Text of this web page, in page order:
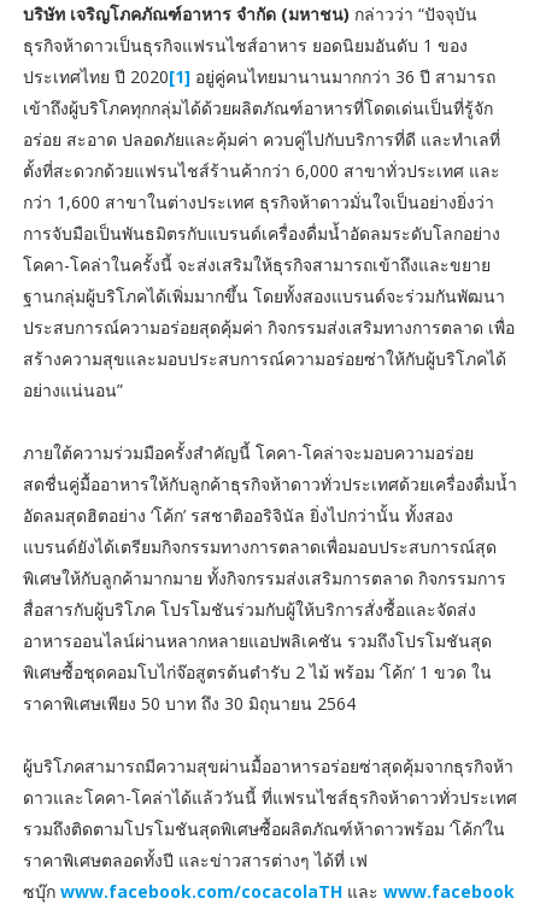
บริษัท เจริญโภคภัณฑ์อาหาร จำกัด (มหาชน) กล่าวว่า “ปัจจุบัน
ธุรกิจห้าดาวเป็นธุรกิจแฟรนไชส์อาหาร ยอดนิยมอันดับ 1 ของ
ประเทศไทย ปี 2020[1]อยู่คู่คนไทยมานานมากกว่า 36 ปี สามารถ
เข้าถึงผู้บริโภคทุกกลุ่มได้ด้วยผลิตภัณฑ์อาหารที่โดดเด่นเป็นที่รู้จัก
อร่อย สะอาด ปลอดภัยและคุ้มค่า ควบคู่ไปกับบริการที่ดี และทำเลที่
ตั้งที่สะดวกด้วยแฟรนไชส์ร้านค้ากว่า 6,000 สาขาทั่วประเทศ และ
กว่า 1,600 สาขาในต่างประเทศ ธุรกิจห้าดาวมั่นใจเป็นอย่างยิ่งว่า
การจับมือเป็นพันธมิตรกับแบรนด์เครื่องดื่มน้ำอัดลมระดับโลกอย่าง
โคคา-โคล่าในครั้งนี้ จะส่งเสริมให้ธุรกิจสามารถเข้าถึงและขยาย
ฐานกลุ่มผู้บริโภคได้เพิ่มมากขึ้น โดยทั้งสองแบรนด์จะร่วมกันพัฒนา
ประสบการณ์ความอร่อยสุดคุ้มค่า กิจกรรมส่งเสริมทางการตลาด เพื่อ
สร้างความสุขและมอบประสบการณ์ความอร่อยซ่าให้กับผู้บริโภคได้
อย่างแน่นอน”
ภายใต้ความร่วมมือครั้งสำคัญนี้ โคคา-โคล่าจะมอบความอร่อย
สดชื่นคู่มื้ออาหารให้กับลูกค้าธุรกิจห้าดาวทั่วประเทศด้วยเครื่องดื่มน้ำ
อัดลมสุดฮิตอย่าง ‘โค้ก’ รสชาติออริจินัล ยิ่งไปกว่านั้น ทั้งสอง
แบรนด์ยังได้เตรียมกิจกรรมทางการตลาดเพื่อมอบประสบการณ์สุด
พิเศษให้กับลูกค้ามากมาย ทั้งกิจกรรมส่งเสริมการตลาด กิจกรรมการ
สื่อสารกับผู้บริโภค โปรโมชันร่วมกับผู้ให้บริการสั่งซื้อและจัดส่ง
อาหารออนไลน์ผ่านหลากหลายแอปพลิเคชัน รวมถึงโปรโมชันสุด
พิเศษซื้อชุดคอมโบไก่จ๊อสูตรต้นตำรับ 2 ไม้ พร้อม ‘โค้ก’ 1 ขวด ใน
ราคาพิเศษเพียง 50 บาท ถึง 30 มิถุนายน 2564
ผู้บริโภคสามารถมีความสุขผ่านมื้ออาหารอร่อยซ่าสุดคุ้มจากธุรกิจห้า
ดาวและโคคา-โคล่าได้แล้ววันนี้ ที่แฟรนไชส์ธุรกิจห้าดาวทั่วประเทศ
รวมถึงติดตามโปรโมชันสุดพิเศษซื้อผลิตภัณฑ์ห้าดาวพร้อม ‘โค้ก’ใน
ราคาพิเศษตลอดทั้งปี และข่าวสารต่างๆ ได้ที่ เฟ
ซบุ๊ก www.facebook.com/cocacolaTHและ www.facebook